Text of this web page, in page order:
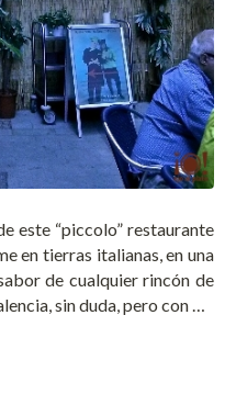
este “piccolo” restaurante
en tierras italianas, en una
de cualquier rincón de
sin duda, pero con …